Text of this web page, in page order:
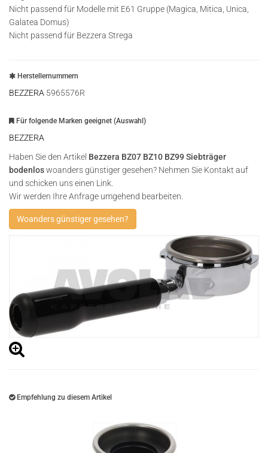
Nicht passend für Modelle mit E61 Gruppe (Magica, Mitica, Unica,
Galatea Domus)
Nicht passend für Bezzera Strega
Herstellernummern
BEZZERA 5965576R
Für folgende Marken geeignet (Auswahl)
BEZZERA
Haben Sie den Artikel Bezzera BZ07 BZ10 BZ99 Siebträger
bodenloswoanders günstiger gesehen? Nehmen Sie Kontakt auf
und schicken uns einen Link.
Wir werden Ihre Anfrage umgehend bearbeiten.
Woanders günstiger gesehen?
Empfehlung zu diesem Artikel